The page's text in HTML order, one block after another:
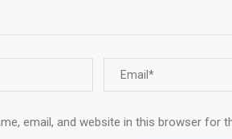
email, and website in this browser for